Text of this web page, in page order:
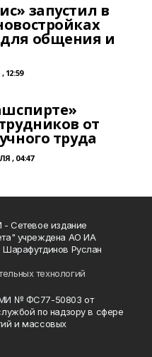
запустил в
общения и
12:59
от
труда
, 04:47
- Сетевое издание
учреждена АО ИА
Руслан
технологий
№ ФС77-50803 от
по надзору в сфере
и массовых